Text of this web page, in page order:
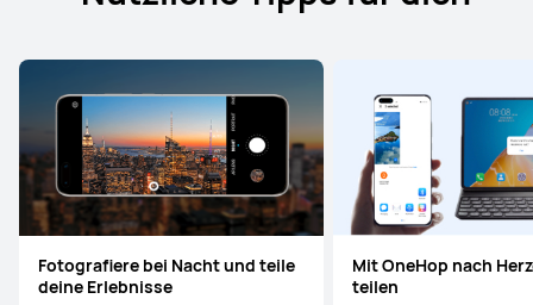
Fotografiere bei Nacht und teile
deine Erlebnisse
Mit OneHop nach
teilen